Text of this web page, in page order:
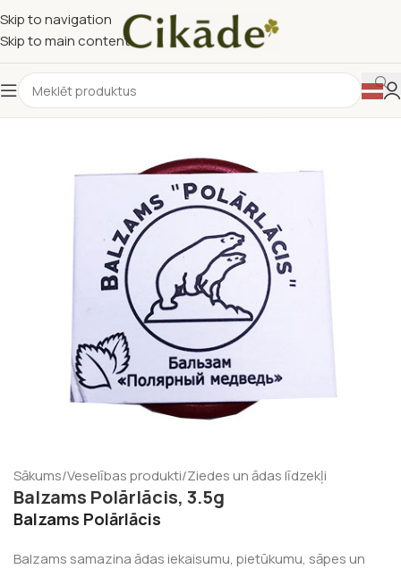
Skip to navigation
Skip to main content
Sākums/Veselības produkti/Ziedes un ādas līdzekļi
Balzams Polārlācis, 3.5g
Balzams Polārlācis
Balzams samazina ādas iekaisumu, pietūkumu, sāpes un